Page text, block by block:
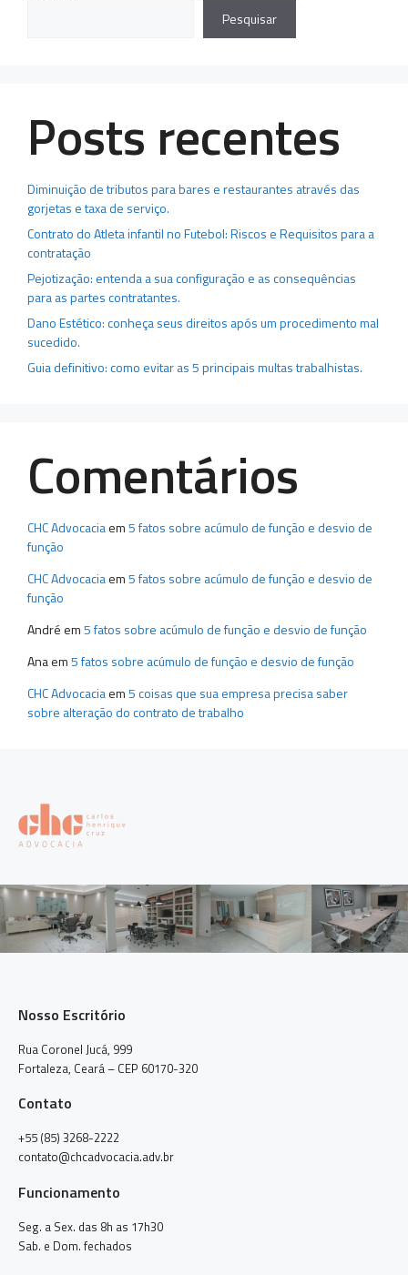
Pesquisar
Posts recentes
Diminuição de tributos para bares e restaurantes através das
gorjetas e taxa de serviço.
Contrato do Atleta infantil no Futebol: Riscos e Requisitos para a
contratação
Pejotização: entenda a sua configuração e as consequências
para as partes contratantes.
Dano Estético: conheça seus direitos após um procedimento mal
sucedido.
Guia definitivo: como evitar as 5 principais multas trabalhistas.
Comentários
CHC Advocaciaem5 fatos sobre acúmulo de função e desvio de
função
CHC Advocaciaem5 fatos sobre acúmulo de função e desvio de
função
André em5 fatos sobre acúmulo de função e desvio de função
Anaem5 fatos sobre acúmulo de função e desvio de função
CHC Advocaciaem5 coisas que sua empresa precisa saber
sobre alteração do contrato de trabalho
Nosso Escritório
Rua Coronel Jucá, 999
Fortaleza, Ceará – CEP 60170-320
Contato
+55 (85) 3268-2222
contato@chcadvocacia.adv.br
Funcionamento
Seg. a Sex. das 8h as 17h30
Sab. e Dom. fechados